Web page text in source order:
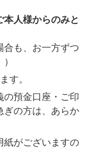
本人様からのみと
合も、お一方ずつ
す。
の預金口座・ご印
ぎの方は、あらか
紙がございますの